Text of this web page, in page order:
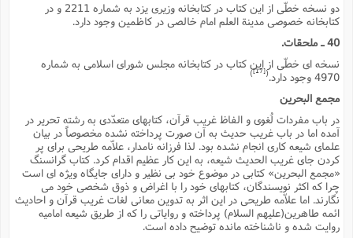
دو نسخه خطّى از این کتاب در کتابخانه وزیرى یزد به شماره 2211 و در
کتابخانه خصوصى مدینة العلم امام خالصى در کاظمین وجود دارد.
40 ـ ملحقات.
نسخه اى خطّى از این کتاب در کتابخانه مجلس شوراى اسلامى به شماره
4970 وجود دارد.
(
[17]
)
مجمع البحرین
در باب مفردات لُغوى و الفاظ غریب قرآن، کتابهاى متعدّدى به رشته تحریر در
آمده اما در باب غریب حدیث به آن صورت پرداخته نشده مخصوصاً در بیان
علماى شیعه کارى انجام نشده بود. لذا فرزانه نامدار، علاّمه طریحى براى پر
کردن جاى غریب الحدیث شیعه، به این کار عظیم اقدام کرد. کتاب گرانسنگ
«مجمع البحرین» کتابى در موضوع خود بى نظیر و داراى جایگاه ویژه اى است
چرا که اکثر نویسندگان، کتابهاى خود را با اغراض و ذوق شخصى خود مى
نگارند. اما علاّمه طریحى در این اثر به تدوین معانى لغات غریب قرآن و احادیث
ائمه طاهرین(علیهم السلام) پرداخته و روایاتى را که از طریق شیعه امامیه
روایت شده و ناشناخته مانده توضیح داده است.